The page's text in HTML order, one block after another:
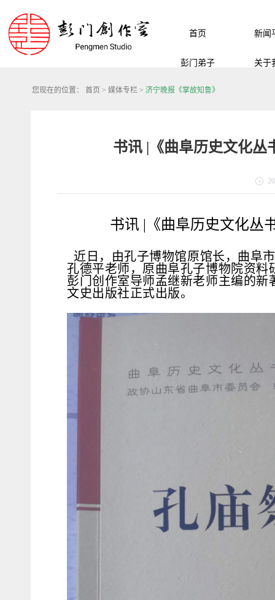
首页 新闻
彭门弟子 关于
您现在的位置： 首页 > 媒体专栏 > 济宁晚报《掌故知鲁》
书讯 |《曲阜历史文化
书讯 |《曲阜历史文化
近日，由孔子博物馆原馆长，曲阜
孔德平老师， 原曲阜孔子博物院资料
彭门创作室导师孟继新老师主编的
文史出版社正式出版。